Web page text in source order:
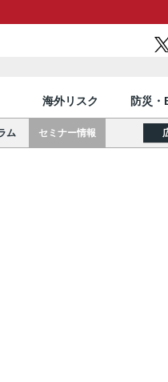
海外リスク 防災・
ム セミナー情報